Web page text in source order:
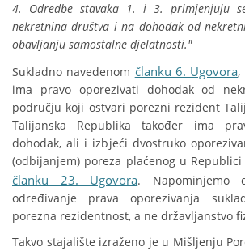
4. Odredbe stavaka 1. i 3. primjenjuju
nekretnina društva i na dohodak od
obavljanju samostalne djelatnosti."
Sukladno navedenom članku 6. Ugovora,
ima pravo oporezivati dohodak od
području koji ostvari porezni rezident
Talijanska Republika također ima
dohodak, ali i izbjeći dvostruko
(odbijanjem) poreza plaćenog u
članku 23. Ugovora. Napominjemo
određivanje prava oporezivanja
porezna rezidentnost, a ne državljanstvo
Takvo stajalište izraženo je u Mišljenju